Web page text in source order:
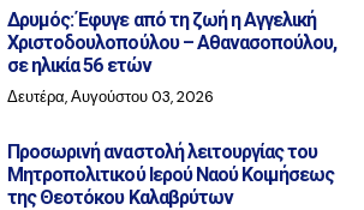
Δρυμός: Έφυγε από τη ζωή η Αγγελική
Χριστοδουλοπούλου – Αθανασοπούλου,
σε ηλικία 56 ετών
Δευτέρα, Αυγούστου 03, 2026
Προσωρινή αναστολή λειτουργίας του
Μητροπολιτικού Ιερού Ναού Κοιμήσεως
της Θεοτόκου Καλαβρύτων